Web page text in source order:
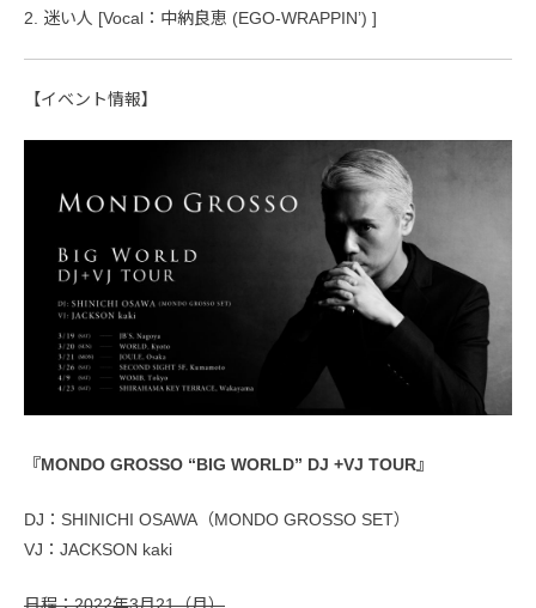
2. 迷い人 [Vocal：中納良恵 (EGO-WRAPPIN’) ]
【イベント情報】
『MONDO GROSSO “BIG WORLD” DJ +VJ TOUR』
DJ：SHINICHI OSAWA（MONDO GROSSO SET）
VJ：JACKSON kaki
日程：2022年3月21（月）